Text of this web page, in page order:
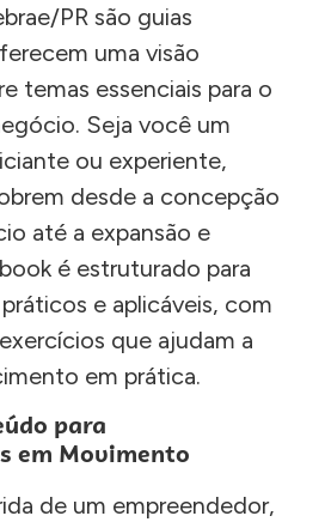
PR são guias
uma visão
temas essenciais para o
Seja você um
ou experiente,
desde a concepção
até a expansão e
é estruturado para
e aplicáveis, com
que ajudam a
em prática.
para
em Movimento
de um empreendedor,